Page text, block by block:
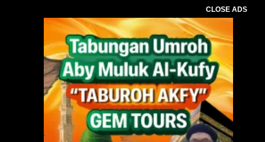
CLOSE ADS